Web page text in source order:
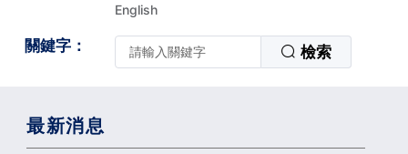
English
關鍵字： 檢索
最新消息